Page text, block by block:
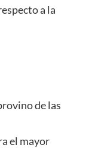
a la
de las
el mayor